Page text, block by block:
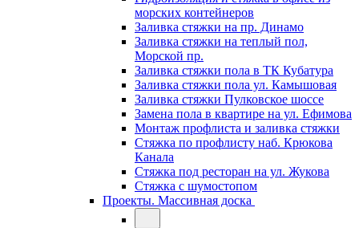
морских контейнеров
Заливка стяжки на пр. Динамо
Заливка стяжки на теплый пол,
Морской пр.
Заливка стяжки пола в ТК Кубатура
Заливка стяжки пола ул. Камышовая
Заливка стяжки Пулковское шоссе
Замена пола в квартире на ул. Ефимова
Монтаж профлиста и заливка стяжки
Стяжка по профлисту наб. Крюкова
Канала
Стяжка под ресторан на ул. Жукова
Стяжка с шумостопом
Проекты. Массивная доска